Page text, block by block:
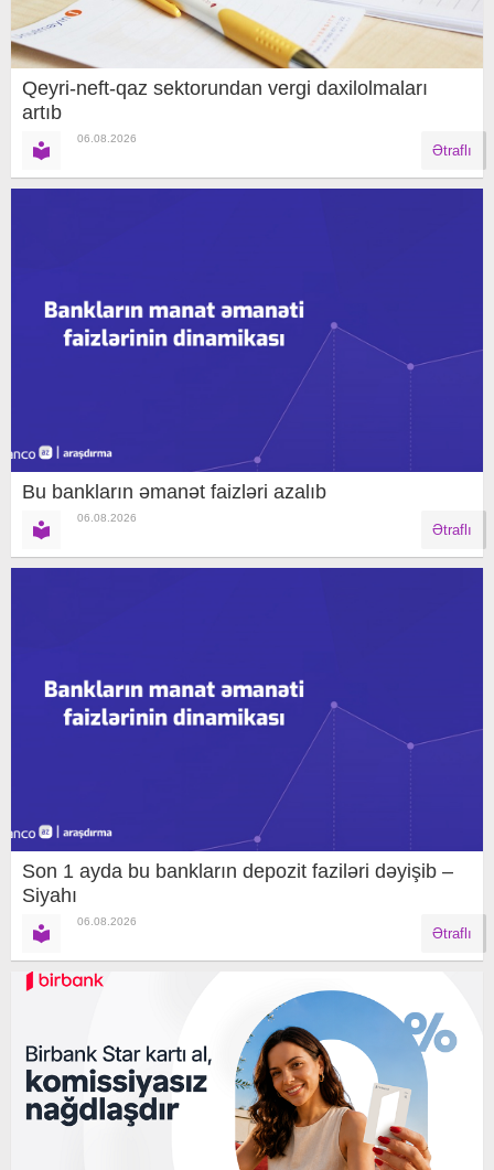
Qeyri-neft-qaz sektorundan vergi daxilolmaları
artıb
06.08.2026
Ətraflı
Bu bankların əmanət faizləri azalıb
06.08.2026
Ətraflı
Son 1 ayda bu bankların depozit faziləri dəyişib –
Siyahı
06.08.2026
Ətraflı